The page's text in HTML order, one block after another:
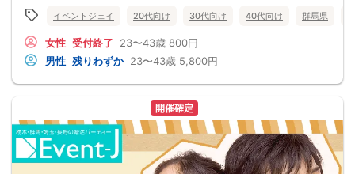
イベントジェイ 20代向け 30代向け 40代向け 群馬県
女性 受付終了 23〜43歳 800円
男性 残りわずか 23〜43歳 5,800円
開催確定